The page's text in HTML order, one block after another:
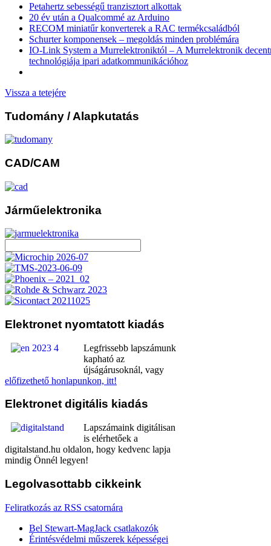
Petahertz sebességű tranzisztort alkottak
20 év után a Qualcommé az Arduino
RECOM miniatűr konverterek a RAC termékcsaládból
Schurter komponensek – megoldás minden problémára
IO-Link System a Murrelektroniktól – A Murrelektronik
technológiája ipari adatkommunikációhoz
Vissza a tetejére
Tudomány / Alapkutatás
CAD/CAM
Járműelektronika
Elektronet nyomtatott kiadás
Legfrissebb lapszámunk
kapható az
újságárusoknál, vagy
előfizethető honlapunkon, itt!
Elektronet digitális kiadás
Lapszámaink digitálisan
is elérhetőek a
digitalstand.hu oldalon, hogy kedvenc lapja
mindig Önnél legyen!
Legolvasottabb cikkeink
Feliratkozás az RSS csatornára
Bel Stewart-MagJack csatlakozók
Érintésvédelmi műszerek képességei